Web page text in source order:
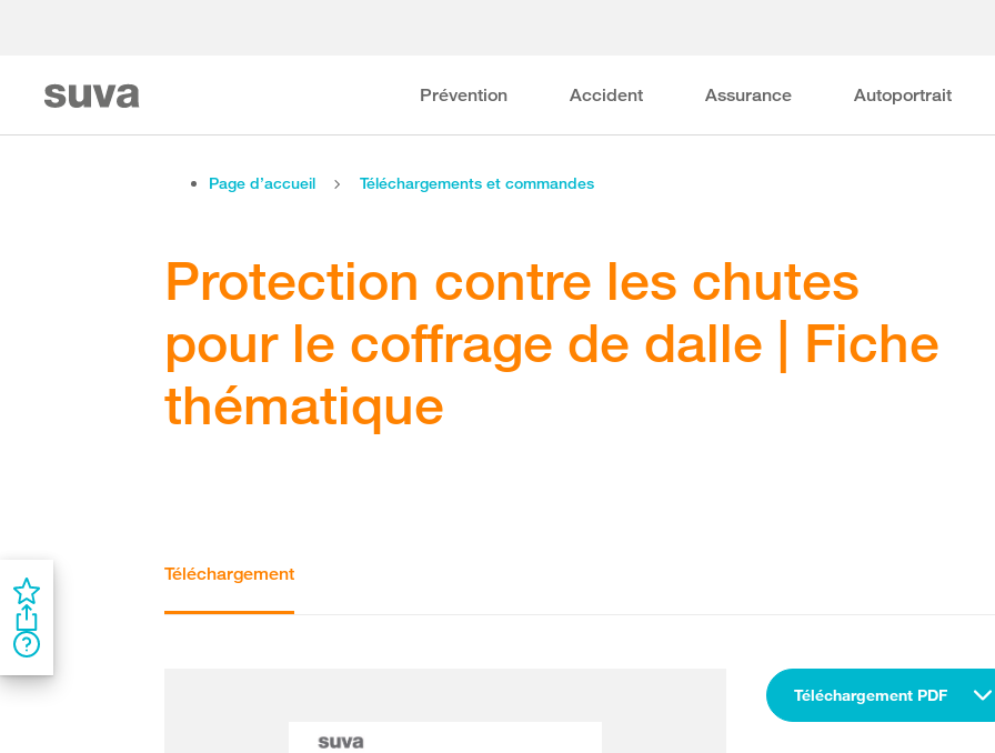
Prévention Accident Assurance Autoportrait
Page d’accueil Téléchargements et commandes
Protection contre les chutes
pour le coffrage de dalle | Fiche
thématique
Téléchargement
Téléchargement PDF